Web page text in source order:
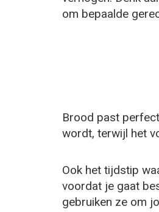
om bepaalde
Brood past
wordt, terwijl het
Ook het tijdstip
voordat je gaat
gebruiken ze om